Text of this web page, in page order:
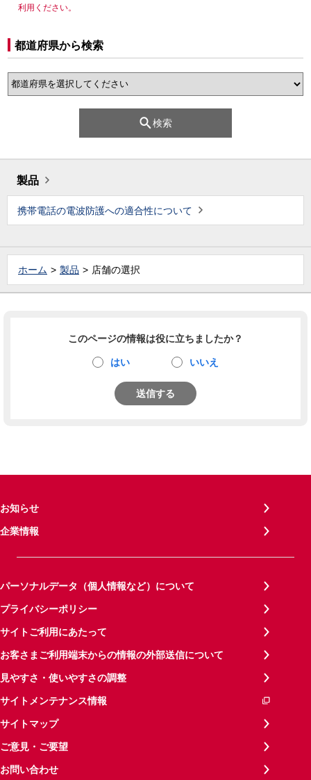
利用ください。
都道府県から検索
検索
製品
携帯電話の電波防護への適合性について
ホーム 製品 店舗の選択
このページの情報は役に立ちましたか？
はい いいえ
送信する
お知らせ
企業情報
パーソナルデータ（個人情報など）について
プライバシーポリシー
サイトご利用にあたって
お客さまご利用端末からの情報の外部送信について
見やすさ・使いやすさの調整
サイトメンテナンス情報
サイトマップ
ご意見・ご要望
お問い合わせ